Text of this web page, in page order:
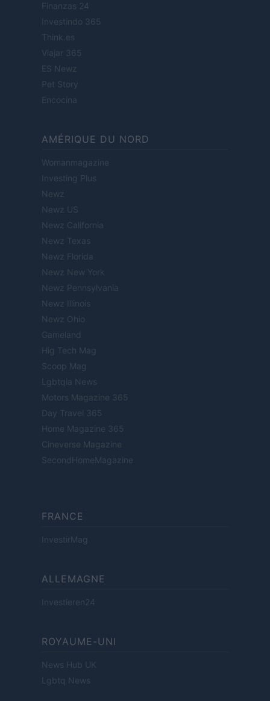
Finanzas 24
Investindo 365
Think.es
Viajar 365
ES Newz
Pet Story
Encocina
AMÉRIQUE DU NORD
Womanmagazine
Investing Plus
Newz
Newz US
Newz California
Newz Texas
Newz Florida
Newz New York
Newz Pennsylvania
Newz Illinois
Newz Ohio
Gameland
Hig Tech Mag
Scoop Mag
Lgbtqia News
Motors Magazine 365
Day Travel 365
Home Magazine 365
Cineverse Magazine
SecondHomeMagazine
FRANCE
InvestirMag
ALLEMAGNE
Investieren24
ROYAUME-UNI
News Hub UK
Lgbtq News